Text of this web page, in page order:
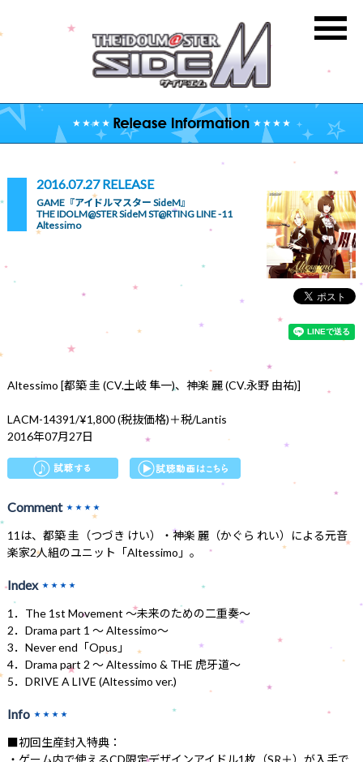
2016.07.27 RELEASE
GAME『アイドルマスター SideM』
THE IDOLM@STER SideM ST@RTING LINE -11
Altessimo
Altessimo [都築 圭 (CV.土岐 隼一)、神楽 麗 (CV.永野 由祐)]
LACM-14391/¥1,800 (税抜価格)＋税/Lantis
2016年07月27日
Comment ★★★★
11は、都築 圭（つづき けい）・神楽 麗（かぐら れい）による元音
楽家2人組のユニット「Altessimo」。
Index ★★★★
1．The 1st Movement ～未来のための二重奏～
2．Drama part 1 ～ Altessimo～
3．Never end「Opus」
4．Drama part 2 ～ Altessimo & THE 虎牙道～
5．DRIVE A LIVE (Altessimo ver.)
Info ★★★★
■初回生産封入特典：
・ゲーム内で使えるCD限定デザインアイドル1枚（SR＋）が入手で